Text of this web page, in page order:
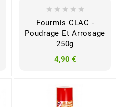
    
Fourmis CLAC -
Poudrage Et Arrosage
250g
4,90 €